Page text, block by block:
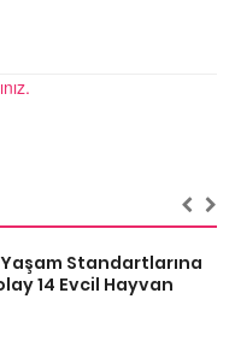
Standartlarına
14 Evcil Hayvan